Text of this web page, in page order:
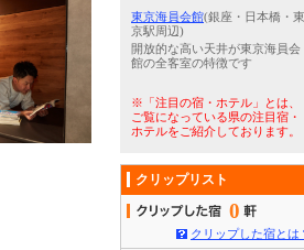
東京海員会館(銀座・日本橋・東
京駅周辺)
開放的な高い天井が東京海員会
館の全客室の特徴です
※「注目の宿・ホテル」とは、
ご覧になっている県の注目宿・
ホテルをご紹介しております。
クリップリスト
0
クリップした宿とは